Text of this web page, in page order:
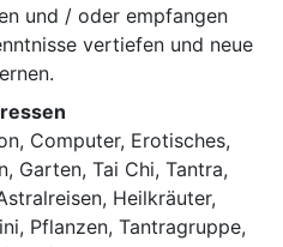
und / oder empfangen
vertiefen und neue
Computer, Erotisches,
Garten, Tai Chi, Tantra,
Heilkräuter,
Pflanzen, Tantragruppe,